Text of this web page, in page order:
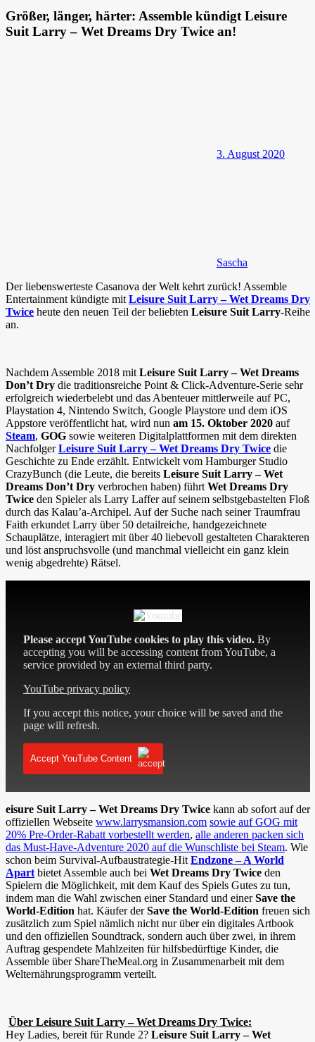
Größer, länger, härter: Assemble kündigt Leisure
Suit Larry – Wet Dreams Dry Twice an!
3. August 2020
Sascha
Der liebenswerteste Casanova der Welt kehrt zurück! Assemble
Entertainment kündigte mitLeisure Suit Larry – Wet Dreams Dry
Twice heute den neuen Teil der beliebten Leisure Suit Larry-Reihe
an.
Nachdem Assemble 2018 mitLeisure Suit Larry – Wet Dreams
Don’t Dry die traditionsreiche Point & Click-Adventure-Serie sehr
erfolgreich wiederbelebt und das Abenteuer mittlerweile auf PC,
Playstation 4, Nintendo Switch, Google Playstore und dem iOS
Appstore veröffentlicht hat, wird nun am 15. Oktober 2020 auf
Steam, GOG sowie weiteren Digitalplattformen mit dem direkten
NachfolgerLeisure Suit Larry – Wet Dreams Dry Twice die
Geschichte zu Ende erzählt. Entwickelt vom Hamburger Studio
CrazyBunch (die Leute, die bereits Leisure Suit Larry – Wet
Dreams Don’t Dry verbrochen haben) führtWet Dreams Dry
Twice den Spieler als Larry Laffer auf seinem selbstgebastelten Floß
durch das Kalau’a-Archipel. Auf der Suche nach seiner Traumfrau
Faith erkundet Larry über 50 detailreiche, handgezeichnete
Schauplätze, interagiert mit über 40 liebevoll gestalteten Charakteren
und löst anspruchsvolle (und manchmal vielleicht ein ganz klein
wenig abgedrehte) Rätsel.
Please accept YouTube cookies to play this video. By
accepting you will be accessing content from YouTube, a
service provided by an external third party.
YouTube privacy policy
If you accept this notice, your choice will be saved and the
page will refresh.
Accept YouTube Content
eisure Suit Larry – Wet Dreams Dry Twice kann ab sofort auf der
offiziellen Webseite www.larrysmansion.com sowie auf GOG mit
20% Pre-Order-Rabatt vorbestellt werden, alle anderen packen sich
das Must-Have-Adventure 2020 auf die Wunschliste bei Steam. Wie
schon beim Survival-Aufbaustrategie-HitEndzone – A World
Apartbietet Assemble auch bei Wet Dreams Dry Twice den
Spielern die Möglichkeit, mit dem Kauf des Spiels Gutes zu tun,
indem man die Wahl zwischen einer Standard und einerSave the
World-Edition hat. Käufer derSave the World-Edition freuen sich
zusätzlich zum Spiel nämlich nicht nur über ein digitales Artbook
und den offiziellen Soundtrack, sondern auch über zwei, in ihrem
Auftrag gespendete Mahlzeiten für hilfsbedürftige Kinder, die
Assemble über ShareTheMeal.org in Zusammenarbeit mit dem
Welternährungsprogramm verteilt.
Über Leisure Suit Larry – Wet Dreams Dry Twice:
Hey Ladies, bereit für Runde 2? Leisure Suit Larry – Wet